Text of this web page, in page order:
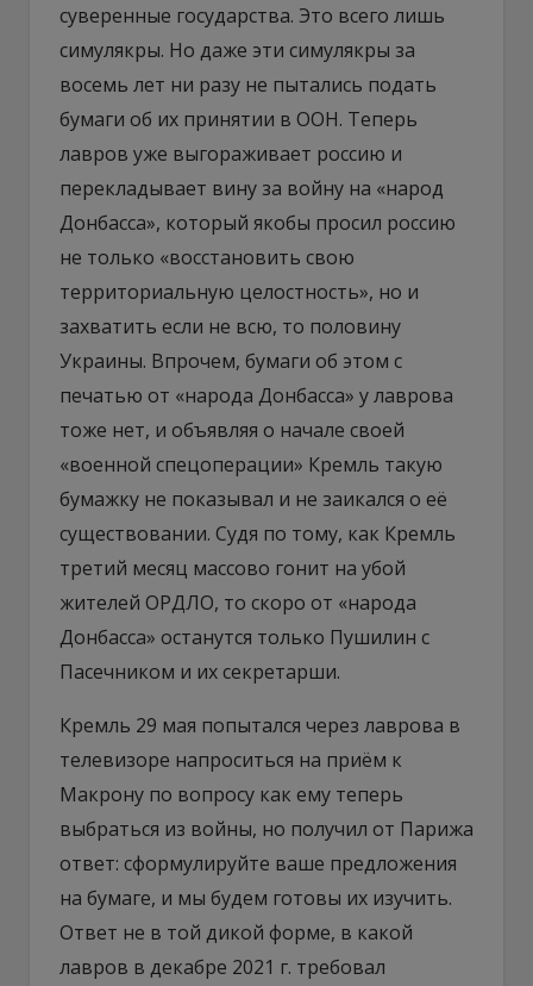
суверенные государства. Это всего лишь
симулякры. Но даже эти симулякры за
восемь лет ни разу не пытались подать
бумаги об их принятии в ООН. Теперь
лавров уже выгораживает россию и
перекладывает вину за войну на «народ
Донбасса», который якобы просил россию
не только «восстановить свою
территориальную целостность», но и
захватить если не всю, то половину
Украины. Впрочем, бумаги об этом с
печатью от «народа Донбасса» у лаврова
тоже нет, и объявляя о начале своей
«военной спецоперации» Кремль такую
бумажку не показывал и не заикался о её
существовании. Судя по тому, как Кремль
третий месяц массово гонит на убой
жителей ОРДЛО, то скоро от «народа
Донбасса» останутся только Пушилин с
Пасечником и их секретарши.
Кремль 29 мая попытался через лаврова в
телевизоре напроситься на приём к
Макрону по вопросу как ему теперь
выбраться из войны, но получил от Парижа
ответ: сформулируйте ваше предложения
на бумаге, и мы будем готовы их изучить.
Ответ не в той дикой форме, в какой
лавров в декабре 2021 г. требовал